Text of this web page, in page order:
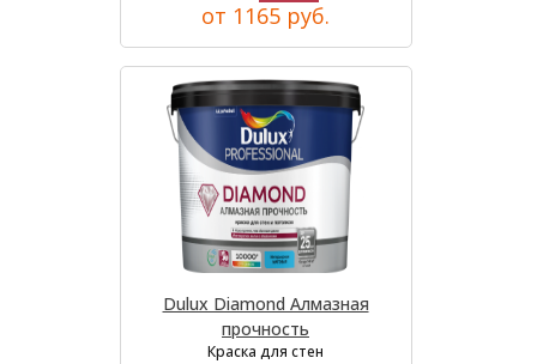
от 1165 руб.
Dulux Diamond Алмазная
прочность
Краска для стен